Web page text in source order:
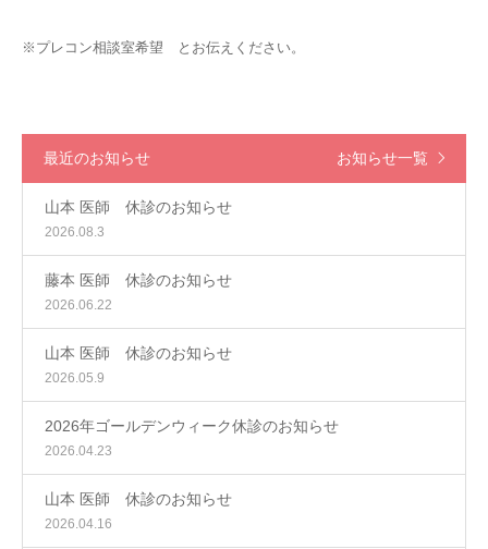
※プレコン相談室希望 とお伝えください。
最近のお知らせ お知らせ一覧
山本 医師 休診のお知らせ
2026.08.3
藤本 医師 休診のお知らせ
2026.06.22
山本 医師 休診のお知らせ
2026.05.9
2026年ゴールデンウィーク休診のお知らせ
2026.04.23
山本 医師 休診のお知らせ
2026.04.16